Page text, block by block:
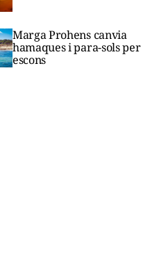
Marga Prohens canvia
hamaques i para-sols per
escons